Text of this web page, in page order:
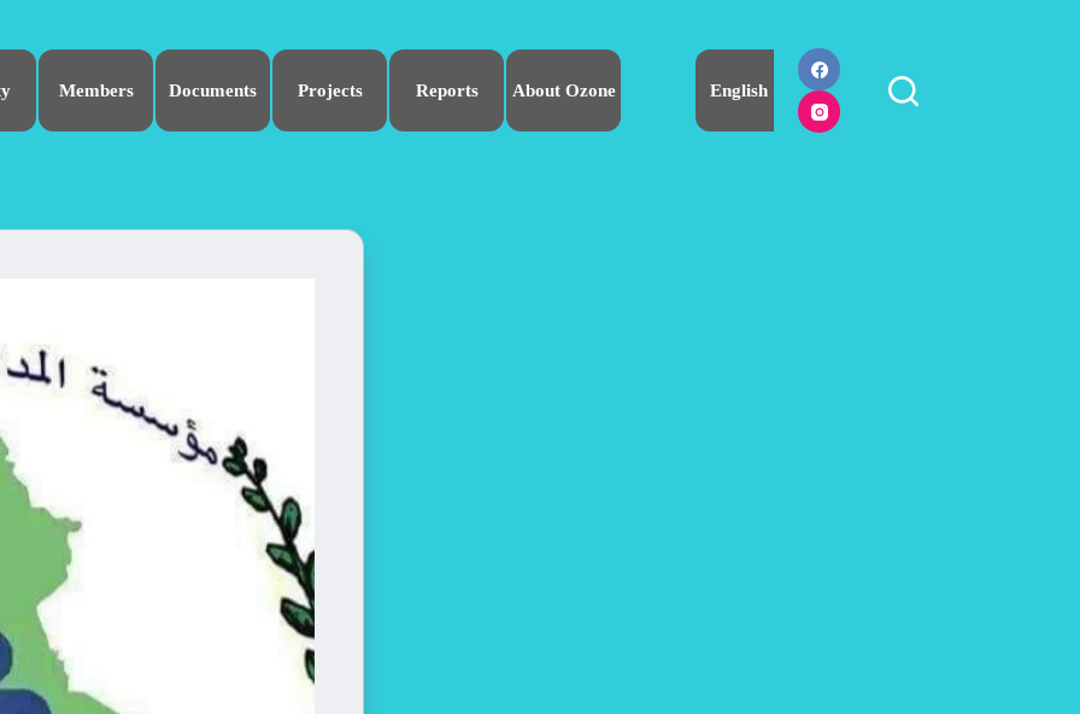
Members Documents Projects Reports About Ozone English